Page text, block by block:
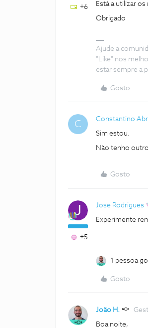
+6 Está a utilizar
Obrigado
Ajude a
"Like" nos
estar sempre a
Gosto
C Constantino
Sim estou.
Não tenho outro
Gosto
+5
Jose Rodrigues
Experimente
1 pessoa
Gosto
João H.
Boa noite,